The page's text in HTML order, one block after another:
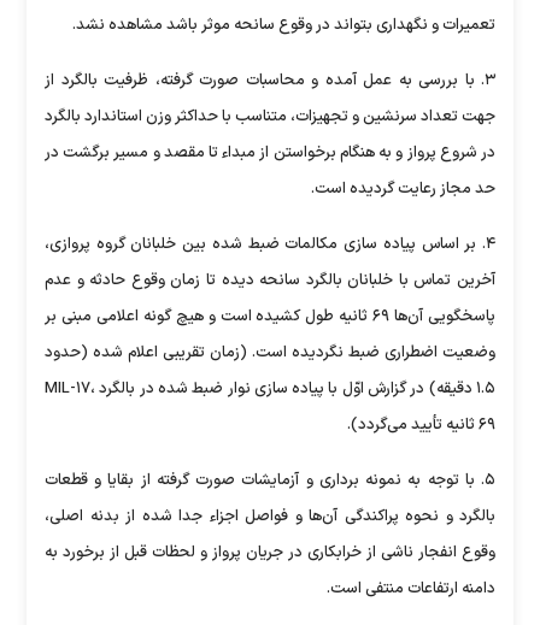
تعمیرات و نگهداری بتواند در وقوع سانحه موثر باشد مشاهده نشد.
۳. با بررسی به عمل آمده و محاسبات صورت گرفته، ظرفیت بالگرد از
جهت تعداد سرنشین و تجهیزات، متناسب با حداکثر وزن استاندارد بالگرد
در شروع پرواز و به هنگام برخواستن از مبداء تا مقصد و مسیر برگشت در
حد مجاز رعایت گردیده است.
۴. بر اساس پیاده سازی مکالمات ضبط شده بین خلبانان گروه پروازی،
آخرین تماس با خلبانان بالگرد سانحه دیده تا زمان وقوع حادثه و عدم
پاسخگویی آن‌ها ۶۹ ثانیه طول کشیده است و هیچ گونه اعلامی مبنی بر
وضعیت اضطراری ضبط نگردیده است. (زمان تقریبی اعلام شده (حدود
۱.۵ دقیقه) در گزارش اوّل با پیاده سازی نوار ضبط شده در بالگرد MIL-۱۷،
۶۹ ثانیه تأیید می‌گردد).
۵. با توجه به نمونه برداری و آزمایشات صورت گرفته از بقایا و قطعات
بالگرد و نحوه پراکندگی آن‌ها و فواصل اجزاء جدا شده از بدنه اصلی،
وقوع انفجار ناشی از خرابکاری در جریان پرواز و لحظات قبل از برخورد به
دامنه ارتفاعات منتفی است.